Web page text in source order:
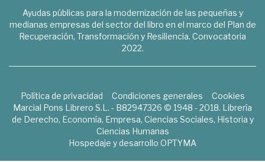
Ayudas públicas para la modernización de las pequeñas y
medianas empresas del sector del libro en el marco del Plan de
Recuperación, Transformación y Resiliencia. Convocatoria
2022.
Política de privacidad Condiciones generales
Cookies
Marcial Pons Librero S.L. - B82947326 © 1948 - 2018. Librería
de Derecho, Economía, Empresa, Ciencias Sociales, Historia y
Ciencias Humanas
Hospedaje y desarrollo OPTYMA